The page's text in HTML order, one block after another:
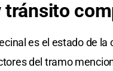
tránsito
es el estado de
del tramo